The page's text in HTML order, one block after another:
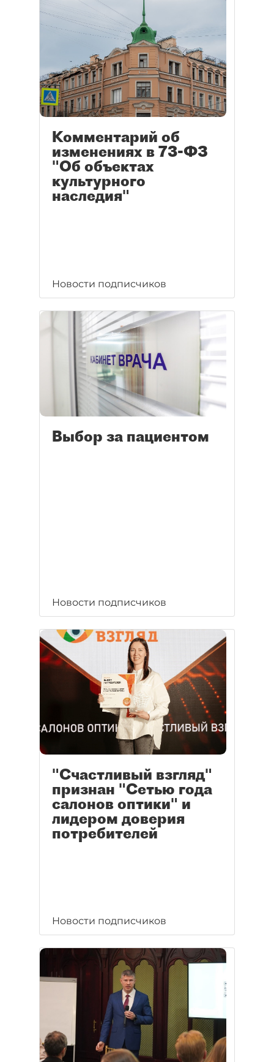
Комментарий об
изменениях в 73-ФЗ
"Об объектах
культурного
наследия"
Новости подписчиков
Выбор за пациентом
Новости подписчиков
"Счастливый взгляд"
признан "Сетью года
салонов оптики" и
лидером доверия
потребителей
Новости подписчиков